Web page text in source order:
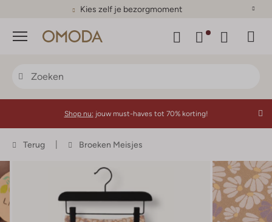
Kies zelf je bezorgmoment
Menu
Shop nu: jouw must-haves tot 70% korting!
Terug Broeken Meisjes